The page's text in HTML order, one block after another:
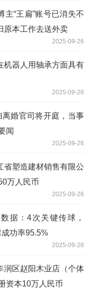
主“王扁”账号已消失不
原本工作去送外卖
2025-09-26
机器人用轴承方面具有
2025-09-26
离婚官司将开庭，当事
闻
2025-09-26
省塑造建材销售有限公
万人民币
2025-09-26
据：4次关键传球，
功率95.5%
2025-09-26
润区赵阳木业店（个体
资本10万人民币